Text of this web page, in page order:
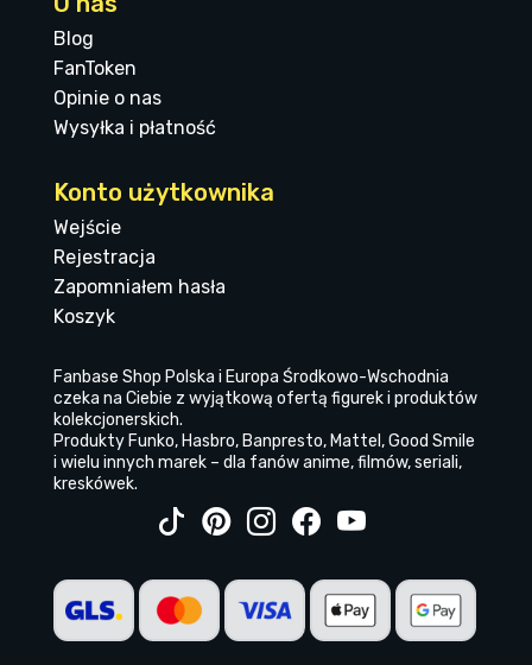
Blog
FanToken
Opinie o nas
Wysyłka i płatność
Konto użytkownika
Wejście
Rejestracja
Zapomniałem hasła
Koszyk
Fanbase Shop Polska i Europa Środkowo-Wschodnia
czeka na Ciebie z wyjątkową ofertą figurek i produktów
kolekcjonerskich.
Produkty Funko, Hasbro, Banpresto, Mattel, Good Smile
i wielu innych marek – dla fanów anime, filmów, seriali,
kreskówek.